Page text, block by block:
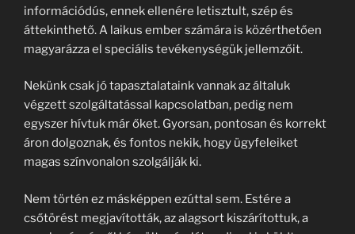
információdús, ennek ellenére letisztult, szép és
áttekinthető. A laikus ember számára is közérthetően
magyarázza el speciális tevékenységük jellemzőit.
Nekünk csak jó tapasztalataink vannak az általuk
végzett szolgáltatással kapcsolatban, pedig nem
egyszer hívtuk már őket. Gyorsan, pontosan és korrekt
áron dolgoznak, és fontos nekik, hogy ügyfeleiket
magas színvonalon szolgálják ki.
Nem történ ez másképpen ezúttal sem. Estére a
csőtörést megjavították, az alagsort kiszárítottuk, a